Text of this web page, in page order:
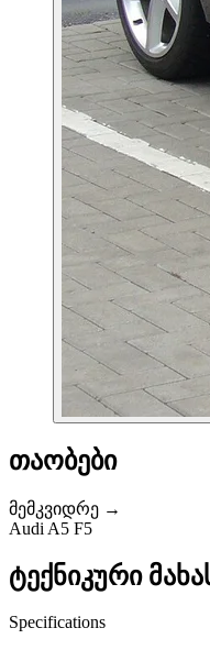
თაობები
მემკვიდრე →
Audi A5 F5
ტექნიკური
Specifications